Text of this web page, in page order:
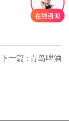
下一篇 : 青岛啤酒